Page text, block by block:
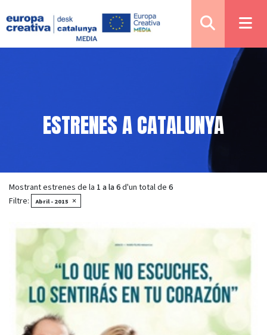
ESTRENES A CATALUNYA
Mostrant estrenes de la 1 a la 6d'un total de 6
Filtre:
Abril - 2015 ×